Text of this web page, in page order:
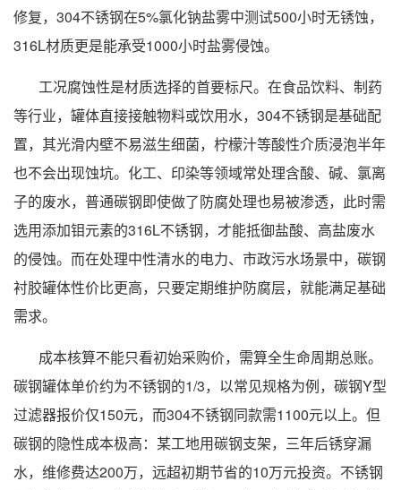
修复，304不锈钢在5%氯化钠盐雾中测试500小时无锈蚀，
316L材质更是能承受1000小时盐雾侵蚀。
工况腐蚀性是材质选择的首要标尺。在食品饮料、制药
等行业，罐体直接接触物料或饮用水，304不锈钢是基础配
置，其光滑内壁不易滋生细菌，柠檬汁等酸性介质浸泡半年
也不会出现蚀坑。化工、印染等领域常处理含酸、碱、氯离
子的废水，普通碳钢即使做了防腐处理也易被渗透，此时需
选用添加钼元素的316L不锈钢，才能抵御盐酸、高盐废水
的侵蚀。而在处理中性清水的电力、市政污水场景中，碳钢
衬胶罐体性价比更高，只要定期维护防腐层，就能满足基础
需求。
成本核算不能只看初始采购价，需算全生命周期总账。
碳钢罐体单价约为不锈钢的1/3，以常见规格为例，碳钢Y型
过滤器报价仅150元，而304不锈钢同款需1100元以上。但
碳钢的隐性成本极高：某工地用碳钢支架，三年后锈穿漏
水，维修费达200万，远超初期节省的10万元投资。不锈钢